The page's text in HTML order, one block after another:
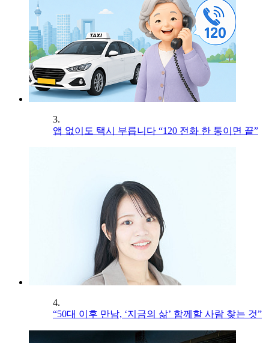
3.
앱 없이도 택시 부릅니다 “120 전화 한 통이면 끝”
4.
“50대 이후 만남, ‘지금의 삶’ 함께할 사람 찾는 것”